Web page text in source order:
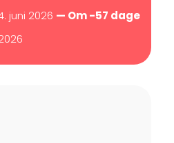
juni 2026 — Om -57 dage